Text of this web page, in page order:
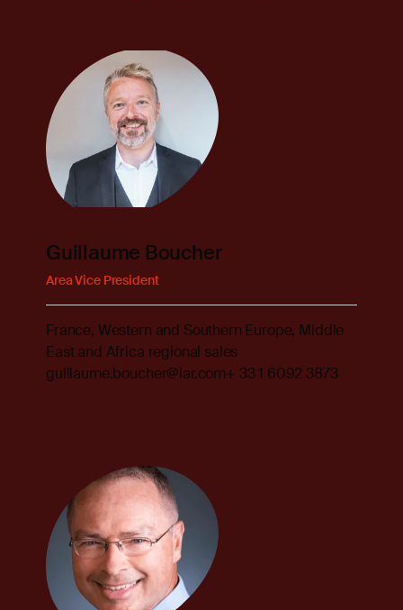
Guillaume Boucher
Area Vice President
France, Western and Southern Europe, Middle
East and Africa regional sales
guillaume.boucher@iar.com+ 33 1 6092 3873